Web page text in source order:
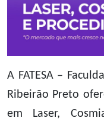
A FATESA –
Ribeirão Preto
em Laser,